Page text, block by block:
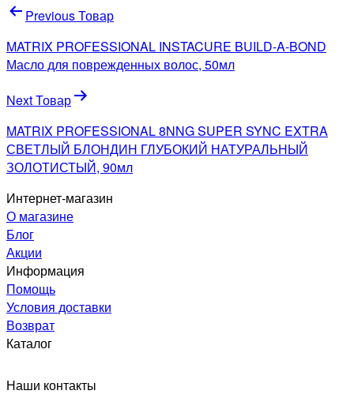
Навигация
по
записям
Previous Товар
MATRIX PROFESSIONAL INSTACURE BUILD-A-BOND
Масло для поврежденных волос, 50мл
Next Товар
MATRIX PROFESSIONAL 8NNG SUPER SYNC EXTRA
СВЕТЛЫЙ БЛОНДИН ГЛУБОКИЙ НАТУРАЛЬНЫЙ
ЗОЛОТИСТЫЙ, 90мл
Интернет-магазин
О магазине
Блог
Акции
Информация
Помощь
Условия доставки
Возврат
Каталог
Наши контакты